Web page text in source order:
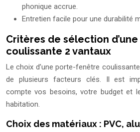
phonique accrue.
Entretien facile pour une durabilité
Critères de sélection
coulissante 2 vantaux
Le choix d’une porte-fenêtre
de plusieurs facteurs clés. Il est
compte vos besoins, votre budget et
habitation.
Choix des matériaux : PVC,